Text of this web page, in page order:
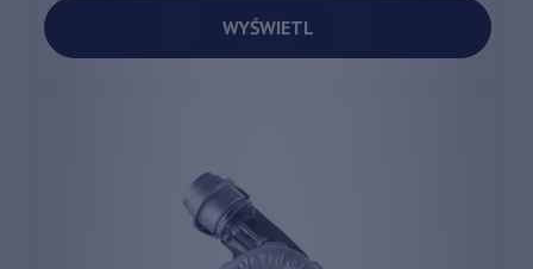
WYŚWIETL